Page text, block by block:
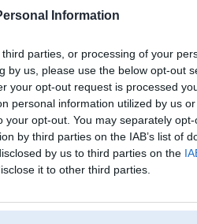
Information
parties, or processing of your
by us, please use the below opt-out
your opt-out request is processed
personal information utilized by us
opt-out. You may separately
by third parties on the IAB’s list of
by us to third parties on the
it to other third parties.
Lietotāji
profils
Pēdējo reizi manīts: 13. Oct 2025, 20:58
Pavasaris
477
ziņojumi forumā]